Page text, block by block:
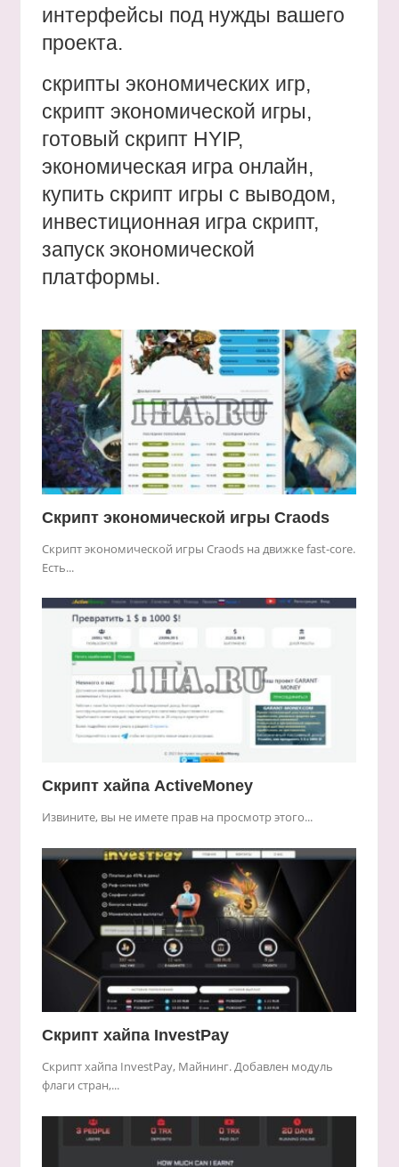
интерфейсы под нужды вашего
проекта.
скрипты экономических игр,
скрипт экономической игры,
готовый скрипт HYIP,
экономическая игра онлайн,
купить скрипт игры с выводом,
инвестиционная игра скрипт,
запуск экономической
платформы.
Скрипт экономической игры Craods
Скрипт экономической игры Craods на движке fast-core.
Есть...
Скрипт хайпа ActiveMoney
Извините, вы не имете прав на просмотр этого...
Скрипт хайпа InvestPay
Скрипт хайпа InvestPay, Майнинг. Добавлен модуль
флаги стран,...